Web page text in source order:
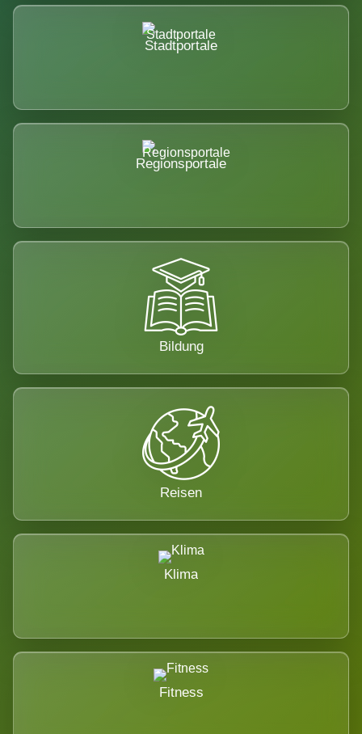
Stadtportale
Regionsportale
Bildung
Reisen
Klima
Fitness